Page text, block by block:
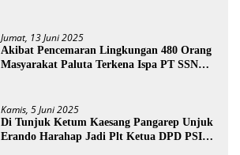
Jumat, 13 Juni 2025
Akibat Pencemaran Lingkungan 480 Orang
Masyarakat Paluta Terkena Ispa PT SSN
Kamis, 5 Juni 2025
Di Tunjuk Ketum Kaesang Pangarep Unjuk
Erando Harahap Jadi Plt Ketua DPD PSI